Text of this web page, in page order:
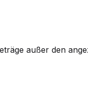
außer den